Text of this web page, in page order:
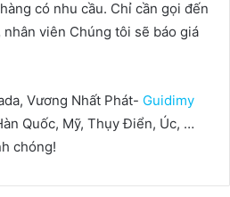
có nhu cầu. Chỉ cần gọi đến
nhân viên Chúng tôi sẽ báo giá
Vương Nhất Phát- Guidimy
Quốc, Mỹ, Thụy Điển, Úc, …
chóng!